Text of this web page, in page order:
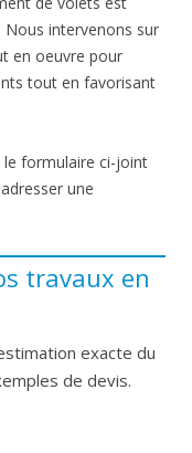
Nous intervenons sur
en oeuvre pour
tout en favorisant
formulaire ci-joint
une
travaux en
exacte du
de devis.